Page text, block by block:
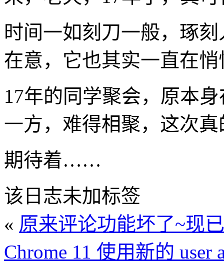
时间一如刻刀一般，琢
在意，它也其实一直在
17年的同学聚会，原本
一方，难得相聚，这次
期待着……
该日志未加标签
« 原来评论功能坏了~现
Chrome 11 使用新的 user